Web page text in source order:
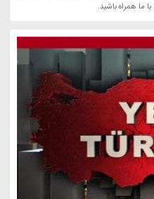
ما همراه باشید.